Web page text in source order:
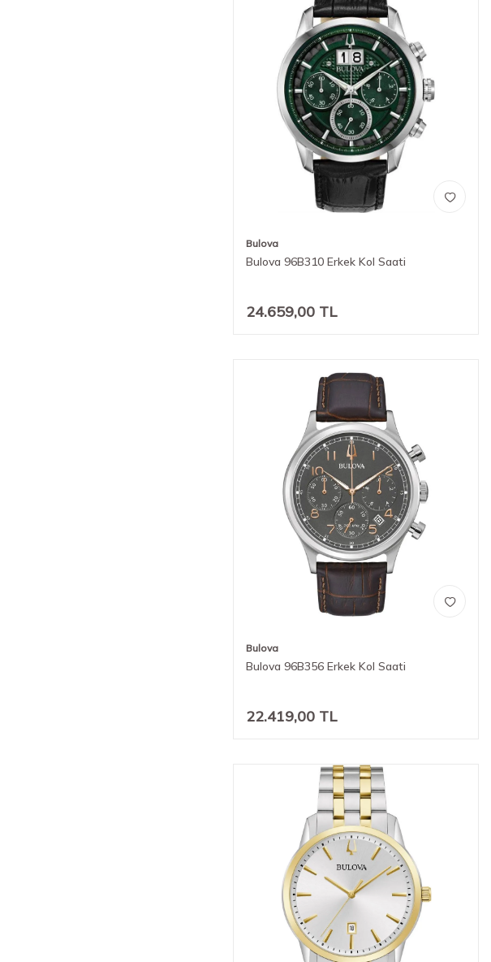
Bulova
Bulova 96B310 Erkek Kol Saati
24.659,00 TL
Bulova
Bulova 96B356 Erkek Kol Saati
22.419,00 TL